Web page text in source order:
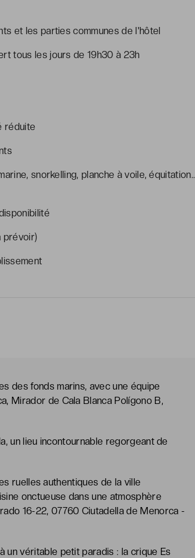
et les parties communes de l'hôtel
tous les jours de 19h30 à 23h
réduite
snorkelling, planche à voile, équitation..
prévoir)
des fonds marins, avec une équipe
Mirador de Cala Blanca Polígono B,
un lieu incontournable regorgeant de
ruelles authentiques de la ville
onctueuse dans une atmosphère
16-22, 07760 Ciutadella de Menorca -
un véritable petit paradis : la crique Es